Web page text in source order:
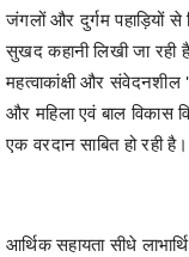
जंगलों और दुर्गम पहाड़ियों
सुखद कहानी लिखी जा रही
महत्वाकांक्षी और संवेदनशील
और महिला एवं बाल विकास
एक वरदान साबित हो रही है।
आर्थिक सहायता सीधे